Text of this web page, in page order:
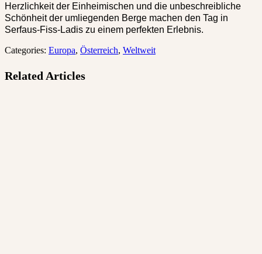
Herzlichkeit der Einheimischen und die unbeschreibliche
Schönheit der umliegenden Berge machen den Tag in
Serfaus-Fiss-Ladis zu einem perfekten Erlebnis.
Categories: Europa, Österreich, Weltweit
Related Articles